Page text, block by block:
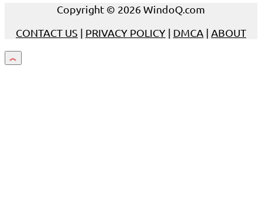
Copyright © 2026 WindoQ.com
CONTACT US | PRIVACY POLICY | DMCA | ABOUT